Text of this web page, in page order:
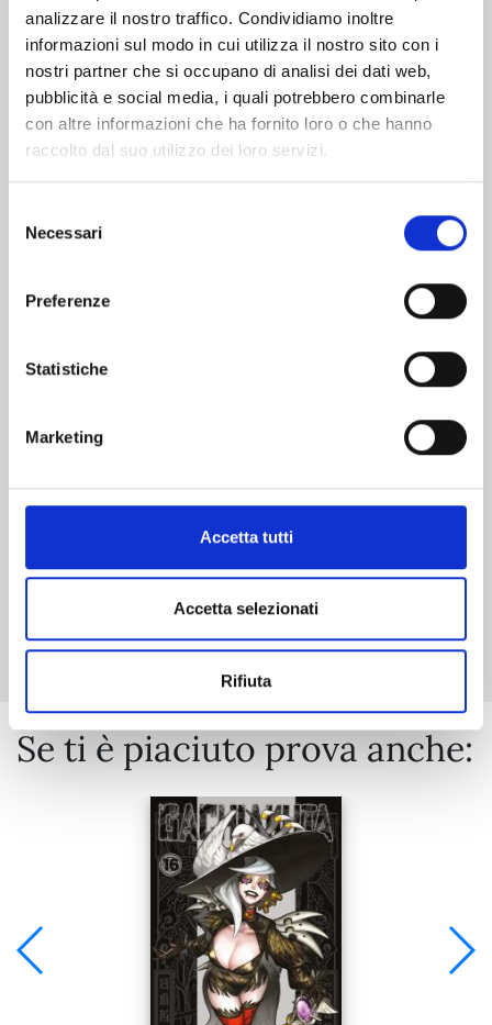
analizzare il nostro traffico. Condividiamo inoltre
informazioni sul modo in cui utilizza il nostro sito con i
nostri partner che si occupano di analisi dei dati web,
pubblicità e social media, i quali potrebbero combinarle
con altre informazioni che ha fornito loro o che hanno
raccolto dal suo utilizzo dei loro servizi.
delNecessari
Preferenze
Statistiche
Marketing
Accetta tutti
Accetta selezionati
Rifiuta
DEMON SLAYER – CAMPUS KIMETSU! n. 6
Mostra tutto
Se ti è piaciuto prova anche: